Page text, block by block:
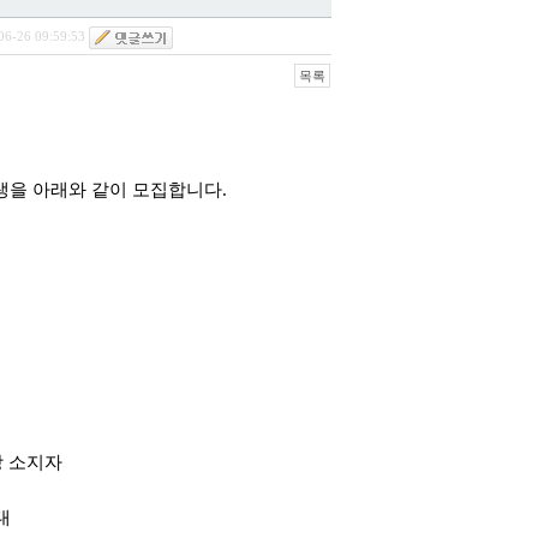
26 09:59:53
목록
을 아래와 같이 모집합니다.
소지자